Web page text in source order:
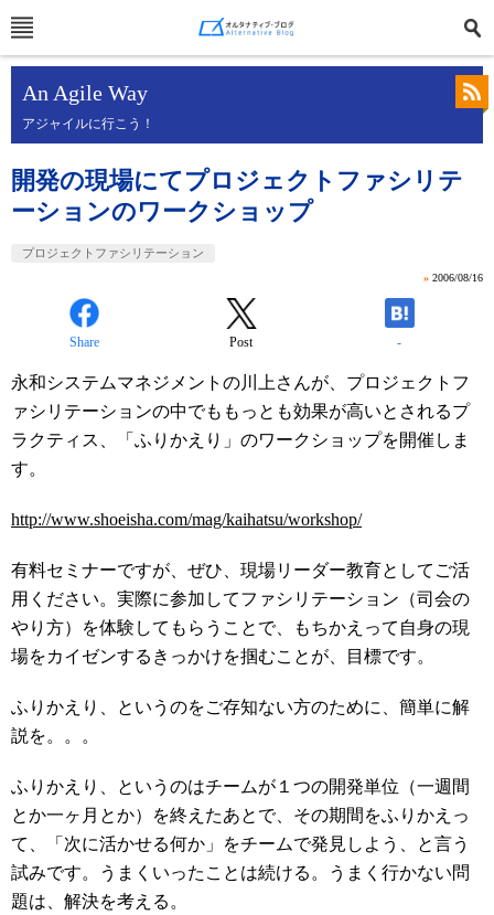
An Agile Way
アジャイルに行こう！
開発の現場にてプロジェクトファシリテ
ーションのワークショップ
プロジェクトファシリテーション
» 2006/08/16
Share Post -
永和システムマネジメントの川上さんが、プロジェクトフ
ァシリテーションの中でももっとも効果が高いとされるプ
ラクティス、「ふりかえり」のワークショップを開催しま
す。
http://www.shoeisha.com/mag/kaihatsu/workshop/
有料セミナーですが、ぜひ、現場リーダー教育としてご活
用ください。実際に参加してファシリテーション（司会の
やり方）を体験してもらうことで、もちかえって自身の現
場をカイゼンするきっかけを掴むことが、目標です。
ふりかえり、というのをご存知ない方のために、簡単に解
説を。。。
ふりかえり、というのはチームが１つの開発単位（一週間
とか一ヶ月とか）を終えたあとで、その期間をふりかえっ
て、「次に活かせる何か」をチームで発見しよう、と言う
試みです。うまくいったことは続ける。うまく行かない問
題は、解決を考える。